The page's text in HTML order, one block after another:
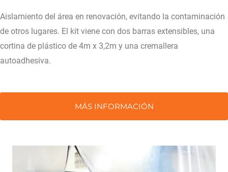
Aislamiento del área en renovación, evitando la contaminación
de otros lugares. El kit viene con dos barras extensibles, una
cortina de plástico de 4m x 3,2m y una cremallera
autoadhesiva.
MÁS INFORMACIÓN